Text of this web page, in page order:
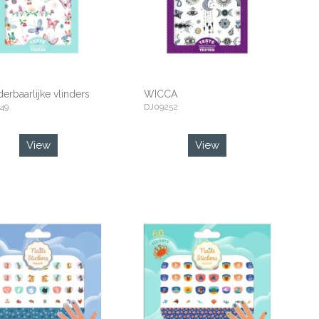
vlinders
View
WICCA
DJ09252
View